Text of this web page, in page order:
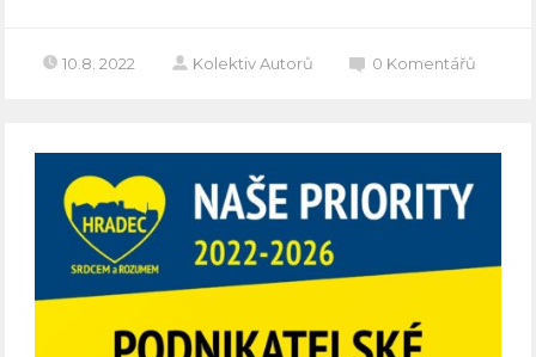
10.8. 2022 Kolektiv Autorů 0 Komentářů